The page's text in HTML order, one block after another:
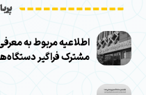
اطلاعیه مربوط به
مشترک فراگیر